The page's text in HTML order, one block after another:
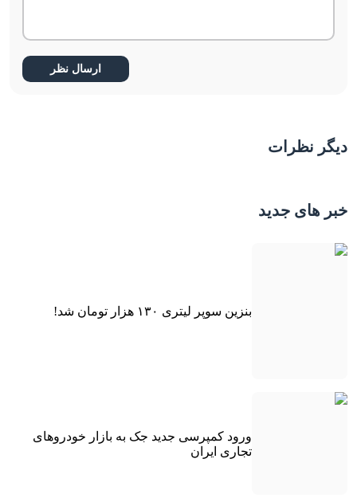
دیگر نظرات
خبر های جدید
بنزین سوپر لیتری ۱۳۰ هزار تومان شد!
ورود کمپرسی جدید جک به بازار خودروهای
تجاری ایران